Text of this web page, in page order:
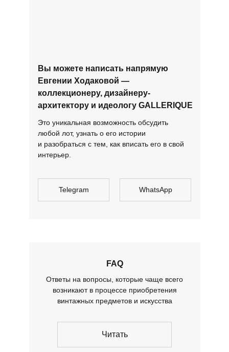
Telegram WhatsApp
Это уникальная возможность обсудить
любой лот, узнать о его истории
и разобраться с тем, как вписать его в свой
интерьер.
FAQ
Ответы на вопросы, которые чаще всего
возникают в процессе приобретения
винтажных предметов и искусства
Вы можете написать напрямую
Евгении Ходаковой —
коллекционеру, дизайнеру-
архитектору и идеологу GALLERIQUE
Читать